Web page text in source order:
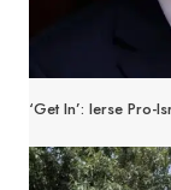
‘Get In’: Ierse Pro-